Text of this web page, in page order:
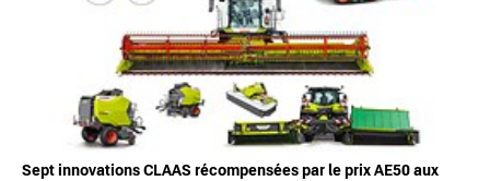
Sept innovations CLAAS récompensées par le prix AE50 aux